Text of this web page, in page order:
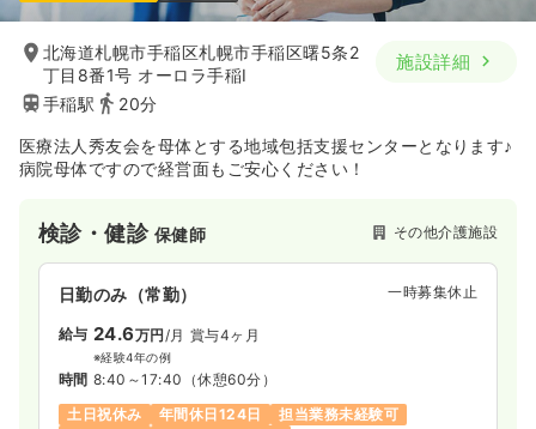
北海道札幌市手稲区札幌市手稲区曙5条2
丁目8番1号 オーロラ手稲I
手稲駅
20分
施設詳細
医療法人秀友会を母体とする地域包括支援センターとなります♪
病院母体ですので経営面もご安心ください！
検診・健診 保健師 その他介護施設
日勤のみ（常勤） 一時募集休止
給与 24.6万円 /月 賞与4ヶ月
※経験4年の例
時間 8:40～17:40 （休憩60分）
土日祝休み
年間休日124日
担当業務未経験可